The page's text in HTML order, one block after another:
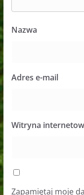
Nazwa
Adres e-mail
Witryna
Zapamiętaj moje